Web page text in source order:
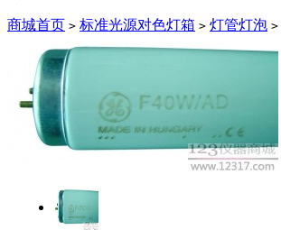
商城首页 > 标准光源对色灯箱 > 灯管灯泡 >